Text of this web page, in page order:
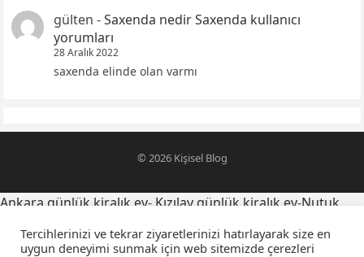
gülten -Saxenda nedir Saxenda kullanıcı
yorumları
28 Aralık 2022
saxenda elinde olan varmı
© 2026 Kişisel Blog
Tercihlerinizi ve tekrar ziyaretlerinizi hatırlayarak size en
uygun deneyimi sunmak için web sitemizde çerezleri
Ankara günlük kiralık ev- Kızılay günlük kiralık ev-Nutuk
yegensozleri.net-Latince yazı dövmeleri ve anlamları-